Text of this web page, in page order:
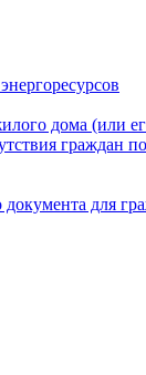
дома (или
граждан
документа для